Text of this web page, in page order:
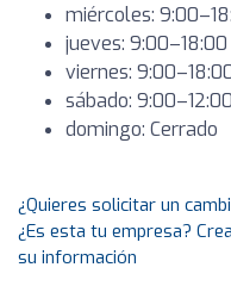
miércoles:
jueves: 9:00–18:00
viernes:
sábado: 9:00–12:00
domingo: Cerrado
¿Quieres solicitar un
¿Es esta tu empresa?
su información